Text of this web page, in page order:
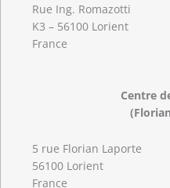
Rue Ing. Romazotti
K3 – 56100 Lorient
France
Centre
5 rue Florian Laporte
56100 Lorient
France